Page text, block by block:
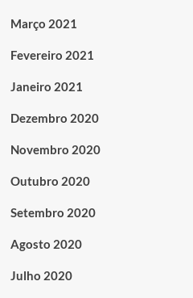
Março 2021
Fevereiro 2021
Janeiro 2021
Dezembro 2020
Novembro 2020
Outubro 2020
Setembro 2020
Agosto 2020
Julho 2020